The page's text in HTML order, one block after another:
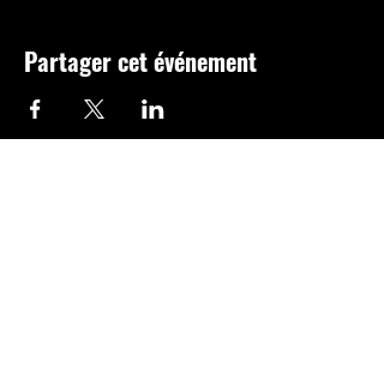
Partager cet événement